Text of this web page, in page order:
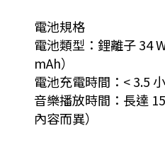
電池規格
電池類型：鋰離子 34
mAh）
電池充電時間：< 3.5
音樂播放時間：長達
內容而異）